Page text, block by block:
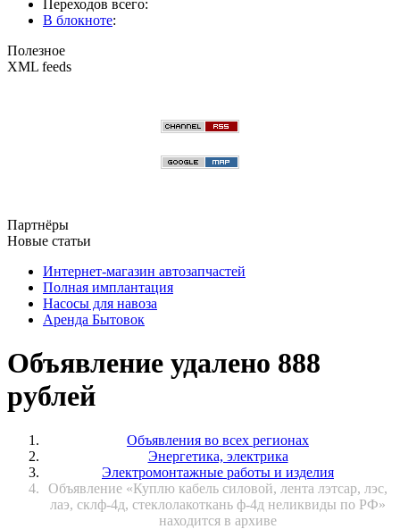
Переходов всего:
В блокноте:
Полезное
XML feeds
Партнёры
Новые статьи
Интернет-магазин автозапчастей
Полная имплантация
Насосы для навоза
Аренда Бытовок
Объявление удалено 888
рублей
Объявления во всех регионах
Энергетика, электрика
Электромонтажные работы и изделия
Объявление «Куплю кабель силовой, лента лэтсар, лэс,
лаэ, склф-4д, стеклолакоткань ф-4д неликвиды по РФ»
находится в архиве